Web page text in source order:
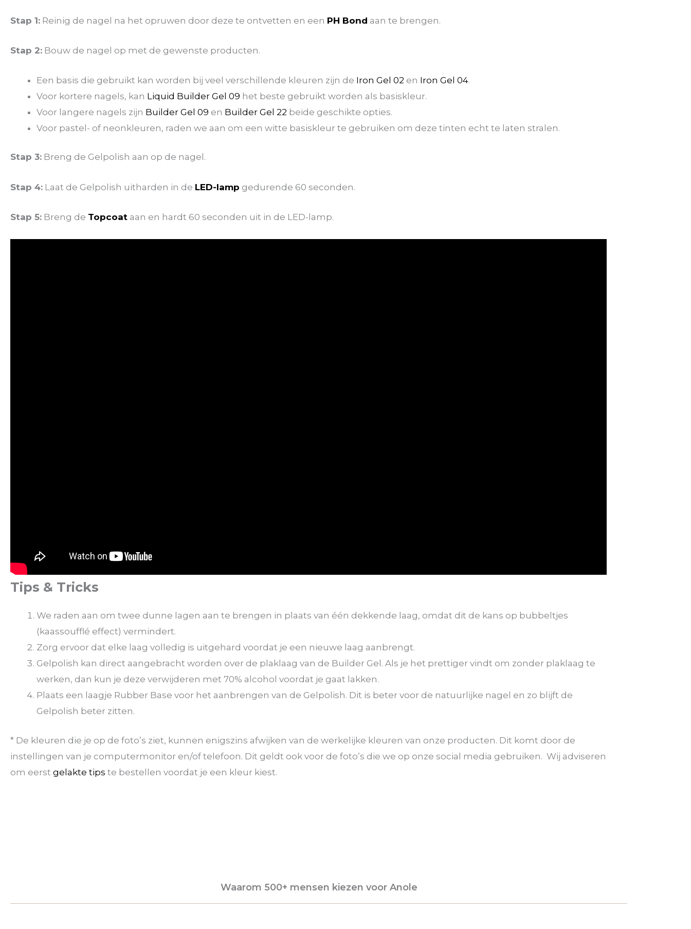
Stap 1: Reinig de nagel na het opruwen door deze te ontvetten en een PH Bond aan te brengen.
Stap 2: Bouw de nagel op met de gewenste producten.
Een basis die gebruikt kan worden bij veel verschillende kleuren zijn de Iron Gel 02 en Iron Gel 04.
Voor kortere nagels, kan Liquid Builder Gel 09 het beste gebruikt worden als basiskleur.
Voor langere nagels zijn Builder Gel 09 en Builder Gel 22 beide geschikte opties.
Voor pastel- of neonkleuren, raden we aan om een witte basiskleur te gebruiken om deze tinten echt te laten stralen.
Stap 3: Breng de Gelpolish aan op de nagel.
Stap 4: Laat de Gelpolish uitharden in de LED-lamp gedurende 60 seconden.
Stap 5: Breng de Topcoat aan en hardt 60 seconden uit in de LED-lamp.
Tips & Tricks
We raden aan om twee dunne lagen aan te brengen in plaats van één dekkende laag, omdat dit de kans op bubbeltjes
(kaassoufflé effect) vermindert.
Zorg ervoor dat elke laag volledig is uitgehard voordat je een nieuwe laag aanbrengt.
Gelpolish kan direct aangebracht worden over de plaklaag van de Builder Gel. Als je het prettiger vindt om zonder plaklaag te
werken, dan kun je deze verwijderen met 70% alcohol voordat je gaat lakken.
Plaats een laagje Rubber Base voor het aanbrengen van de Gelpolish. Dit is beter voor de natuurlijke nagel en zo blijft de
Gelpolish beter zitten.
* De kleuren die je op de foto’s ziet, kunnen enigszins afwijken van de werkelijke kleuren van onze producten. Dit komt door de
instellingen van je computermonitor en/of telefoon. Dit geldt ook voor de foto’s die we op onze social media gebruiken. Wij adviseren
om eerst gelakte tips te bestellen voordat je een kleur kiest.
Waarom 500+ mensen kiezen voor Anole